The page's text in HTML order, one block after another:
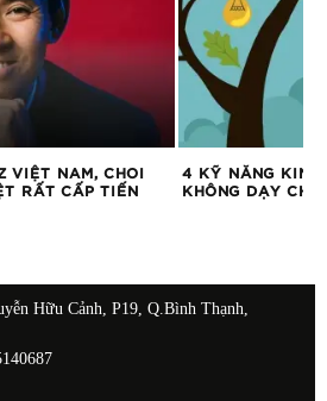
VIỆT NAM, CHOI
RẤT CẤP TIẾN
4 KỸ NĂNG KINH
KHÔNG DẠY
Hữu Cảnh, P19, Q.Bình Thạnh,